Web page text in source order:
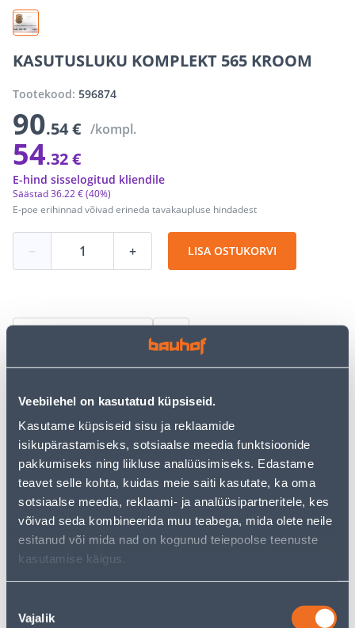
Veebilehel on kasutatud küpsiseid.
Kasutame küpsiseid sisu ja reklaamide
isikupärastamiseks, sotsiaalse meedia funktsioonide
pakkumiseks ning liikluse analüüsimiseks. Edastame
teavet selle kohta, kuidas meie saiti kasutate, ka oma
sotsiaalse meedia, reklaami- ja analüüsipartneritele, kes
võivad seda kombineerida muu teabega, mida olete neile
esitanud või mida nad on kogunud teiepoolse teenuste
kasutamise käigus.
valik
Vajalik
KASUTUSLUKU KOMPLEKT 565 KROOM
Tootekood: 596874
90.54 € /kompl.
54.32 €
E-poe erihinnad võivad erineda tavakaupluse hindadest
Säästad36.22 €(40%)
E-hind sisselogitud kliendile
− + LISA OSTUKORVI
Järelmaksu kalkulaator
Sissemakse
15.09 €
Eeldatav kojuvedu 4,19 € al. 2-5 tööpäeva
Tarne pakiautomaati al. 2,29 € al. 2-5 tööpäeva